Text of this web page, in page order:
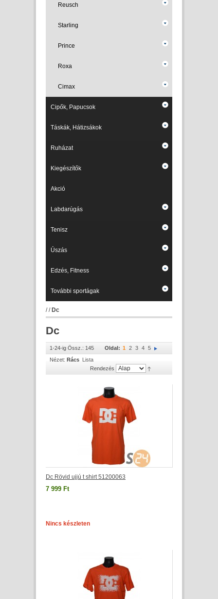
Reusch
Starling
Prince
Roxa
Cimax
Cipők, Papucsok
Táskák, Hátizsákok
Ruházat
Kiegészítők
Akció
Labdarúgás
Tenisz
Úszás
Edzés, Fitness
További sportágak
// Dc
Dc
1-24-ig Össz.: 145 Oldal: 1 2 3 4
5
Nézet: Rács Lista
Rendezés
Dc Rövid ujjú t shirt 51200063
7 999 Ft
Nincs készleten